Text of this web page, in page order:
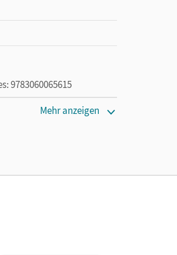
9783060065615
Zillgens, Rainer;
Mehr anzeigen